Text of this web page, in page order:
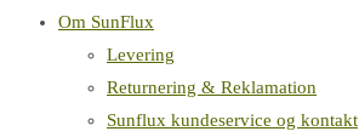
Om SunFlux
Levering
Returnering & Reklamation
Sunflux kundeservice og kontakt